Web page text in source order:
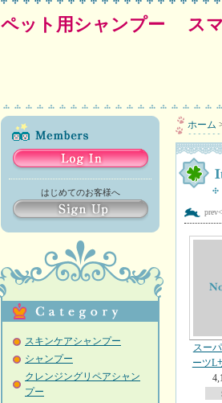
ペット用シャンプー ス
はじめてのお客様へ
スキンケアシャンプー
シャンプー
クレンジングリペアシャン
プー
ホーム
スー
ーツL